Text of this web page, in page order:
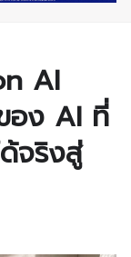
AI
อง AI ที่
จริงสู่